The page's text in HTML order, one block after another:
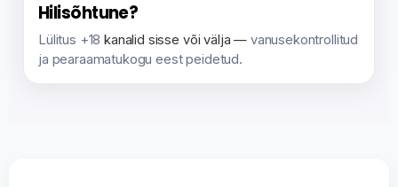
Hilisõhtune?
Lülitus +18 kanalid sisse või välja — vanusekontrollitud
ja pearaamatukogu eest peidetud.